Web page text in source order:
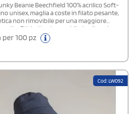
Beanie Beechfield 100% acrilico Soft-
unisex, maglia a coste in filato pesante,
non rimovibile per una maggiore
Etichetta strappabile, taglia unica.
per 100 pz
Cod: LW092